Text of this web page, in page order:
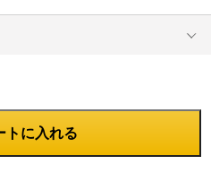
トに入れる